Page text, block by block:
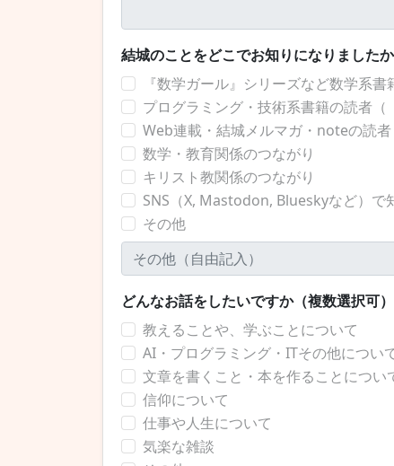
結城のことをどこでお知りになりました
『数学ガール』シリーズなど数学系書
プログラミング・技術系書籍の読者（
Web連載・結城メルマガ・noteの読者
数学・教育関係のつながり
キリスト教関係のつながり
SNS（X, Mastodon, Blueskyなど）で
その他
どんなお話をしたいですか（複数選択可）
教えることや、学ぶことについて
AI・プログラミング・ITその他につい
文章を書くこと・本を作ることについ
信仰について
仕事や人生について
気楽な雑談